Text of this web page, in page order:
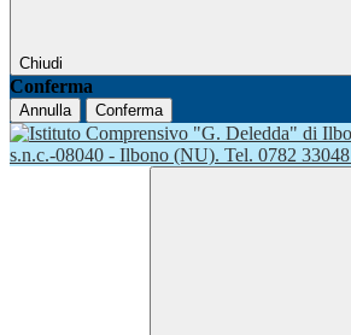
Chiudi
Conferma
Annulla Conferma
s.n.c.-08040 - Ilbono (NU). Tel. 0782 33048